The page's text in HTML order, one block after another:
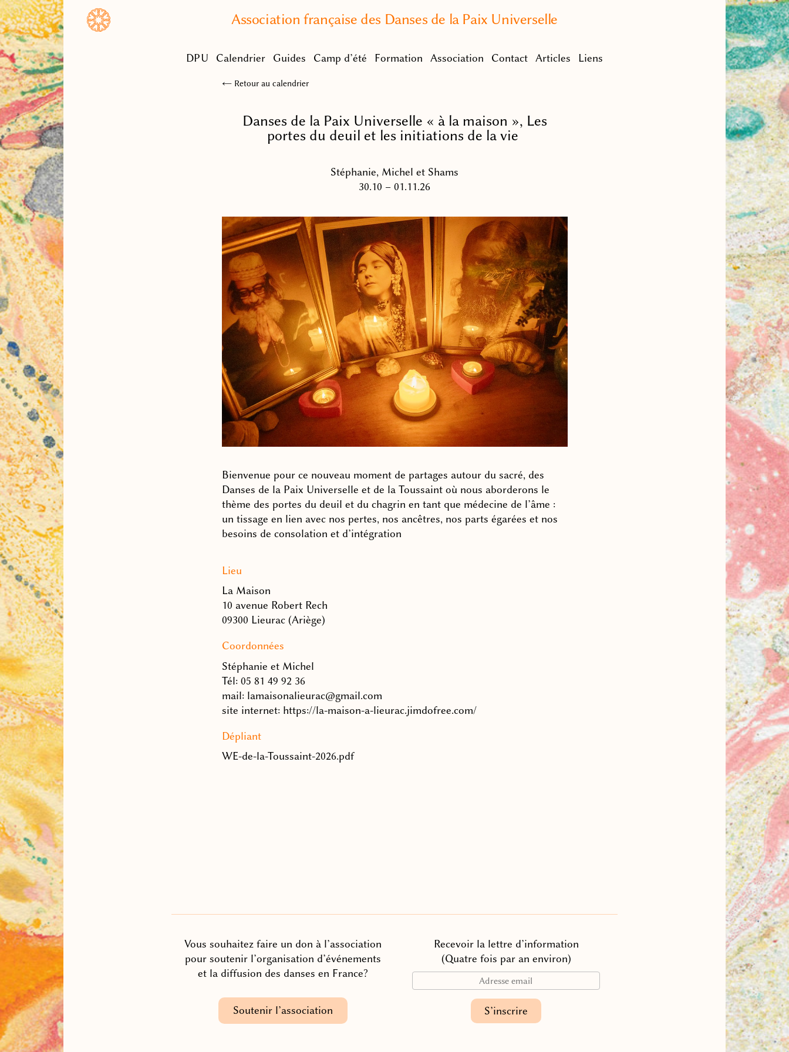
Association française des Danses de la Paix Universelle
DPU Calendrier Guides Camp d’été Formation Association Contact Articles Liens
← Retour au calendrier
Danses de la Paix Universelle « à la maison », Les
portes du deuil et les initiations de la vie
Stéphanie, Michel et Shams
30.10 – 01.11.26
Bienvenue pour ce nouveau moment de partages autour du sacré, des
Danses de la Paix Universelle et de la Toussaint où nous aborderons le
thème des portes du deuil et du chagrin en tant que médecine de l’âme :
un tissage en lien avec nos pertes, nos ancêtres, nos parts égarées et nos
besoins de consolation et d’intégration
Lieu
La Maison
10 avenue Robert Rech
09300 Lieurac (Ariège)
Coordonnées
Stéphanie et Michel
Tél: 05 81 49 92 36
mail: lamaisonalieurac@gmail.com
site internet: https://la-maison-a-lieurac.jimdofree.com/
Dépliant
WE-de-la-Toussaint-2026.pdf
Vous souhaitez faire un don à l’association
pour soutenir l’organisation d’événements
et la diffusion des danses en France?
Soutenir l’association
Recevoir la lettre d’information
(Quatre fois par an environ)